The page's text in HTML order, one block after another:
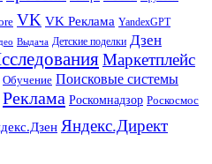
VK VK Реклама YandexGPT
Выдача Детские поделки Дзен
Маркетплейс
Обучение Поисковые системы
Реклама Роскомнадзор Роскосмос
Яндекс.Директ